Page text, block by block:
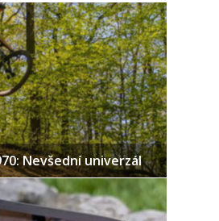
Nevšední univerzál